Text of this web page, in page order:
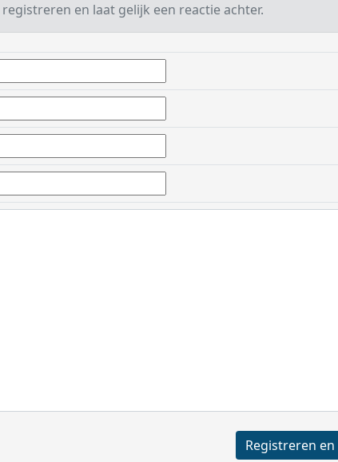
en laat gelijk een reactie achter.